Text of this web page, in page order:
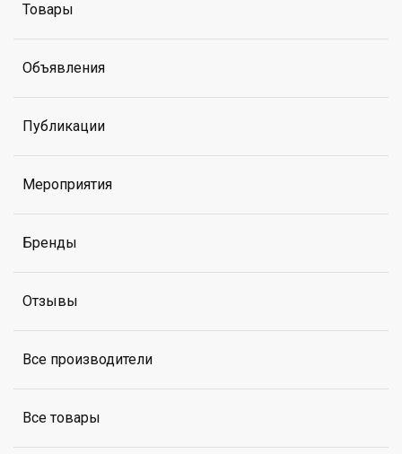
Товары
Объявления
Публикации
Мероприятия
Бренды
Отзывы
Все производители
Все товары